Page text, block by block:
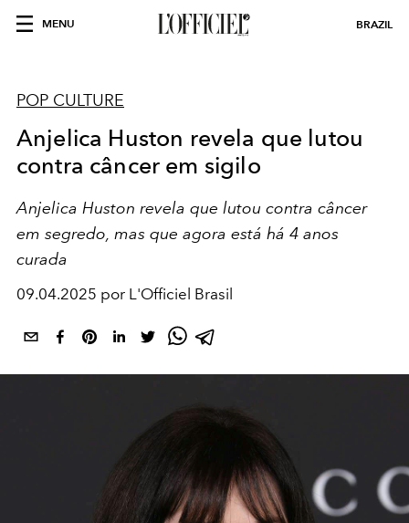
MENU BRAZIL
POP CULTURE
Anjelica Huston revela que lutou
contra câncer em sigilo
Anjelica Huston revela que lutou contra câncer
em segredo, mas que agora está há 4 anos
curada
09.04.2025 por L'Officiel Brasil